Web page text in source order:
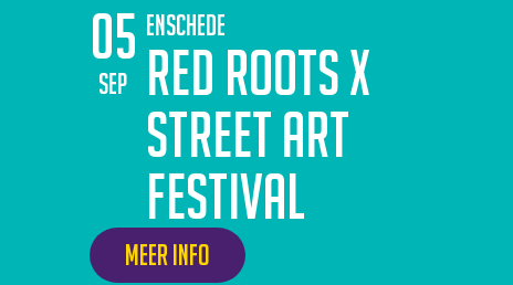
05
sep
Enschede
Red Roots x
Street Art
Festival
Meer info